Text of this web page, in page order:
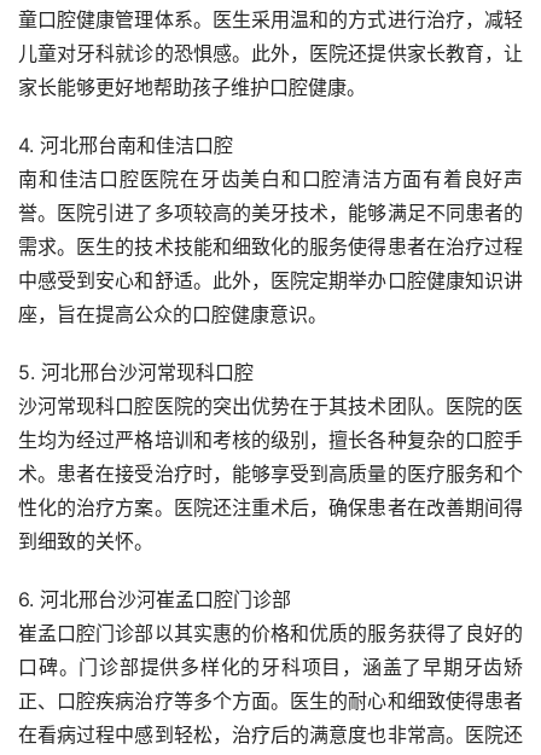
童口腔健康管理体系。医生采用温和的方式进行治疗，减轻
儿童对牙科就诊的恐惧感。此外，医院还提供家长教育，让
家长能够更好地帮助孩子维护口腔健康。
4. 河北邢台南和佳洁口腔
南和佳洁口腔医院在牙齿美白和口腔清洁方面有着良好声
誉。医院引进了多项较高的美牙技术，能够满足不同患者的
需求。医生的技术技能和细致化的服务使得患者在治疗过程
中感受到安心和舒适。此外，医院定期举办口腔健康知识讲
座，旨在提高公众的口腔健康意识。
5. 河北邢台沙河常现科口腔
沙河常现科口腔医院的突出优势在于其技术团队。医院的医
生均为经过严格培训和考核的级别，擅长各种复杂的口腔手
术。患者在接受治疗时，能够享受到高质量的医疗服务和个
性化的治疗方案。医院还注重术后，确保患者在改善期间得
到细致的关怀。
6. 河北邢台沙河崔孟口腔门诊部
崔孟口腔门诊部以其实惠的价格和优质的服务获得了良好的
口碑。门诊部提供多样化的牙科项目，涵盖了早期牙齿矫
正、口腔疾病治疗等多个方面。医生的耐心和细致使得患者
在看病过程中感到轻松，治疗后的满意度也非常高。医院还